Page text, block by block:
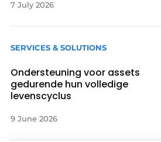
7 July 2026
SERVICES & SOLUTIONS
Ondersteuning voor assets
gedurende hun volledige
levenscyclus
9 June 2026